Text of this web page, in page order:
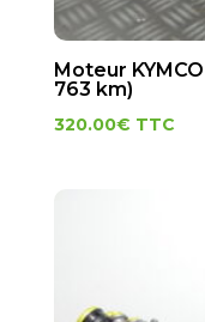
Moteur
763 km)
320.00€ TTC